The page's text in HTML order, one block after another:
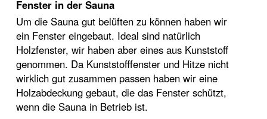
Fenster in der Sauna
Um die Sauna gut belüften zu können haben wir
ein Fenster eingebaut. Ideal sind natürlich
Holzfenster, wir haben aber eines aus Kunststoff
genommen. Da Kunststofffenster und Hitze nicht
wirklich gut zusammen passen haben wir eine
Holzabdeckung gebaut, die das Fenster schützt,
wenn die Sauna in Betrieb ist.